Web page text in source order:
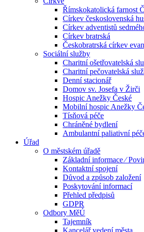
Římskokatolická farnost
Církev československá
Církev adventistů
Církev bratrská
Českobratrská církev
Sociální služby
Charitní ošetřovatelská
Charitní pečovatelská
Denní stacionář
Domov sv. Josefa v Žirči
Hospic Anežky České
Mobilní hospic Anežky
Tísňová péče
Chráněné bydlení
Ambulantní paliativní
Úřad
O městském úřadě
Základní informace ⁄
Kontaktní spojení
Důvod a způsob založení
Poskytování informací
Přehled předpisů
GDPR
Odbory MěÚ
Tajemník
Kancelář vedení města